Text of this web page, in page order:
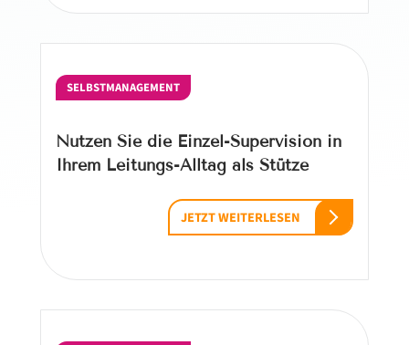
SELBSTMANAGEMENT
Nutzen Sie die Einzel-Supervision in
Ihrem Leitungs-Alltag als Stütze
JETZT WEITERLESEN